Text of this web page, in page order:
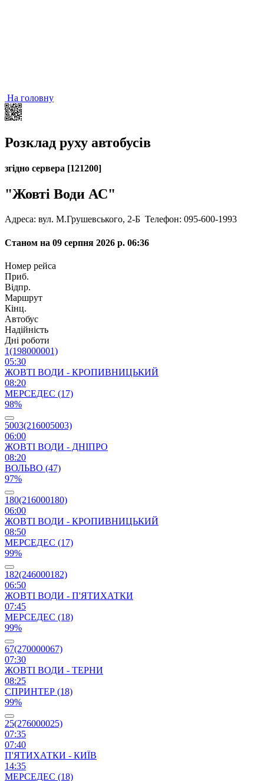
На головну
Розклад руху автобусів
згідно сервера [121200]
"Жовті Води АС"
Адреса: вул. М.Грушевського, 2-Б Телефон: 095-600-1993
Станом на 09 серпня 2026 р. 06:36
Номер рейса
Приб.
Відпр.
Маршрут
Кінц.
Автобус
Надійність
Дні роботи
1(198000001)
05:30
ЖОВТІ ВОДИ - КРОПИВНИЦЬКИЙ
08:20
МЕРСЕДЕС (17)
98%
5003(216005003)
06:00
ЖОВТІ ВОДИ - ДНІПРО
08:20
ВОЛЬВО (47)
97%
180(216000180)
06:00
ЖОВТІ ВОДИ - КРОПИВНИЦЬКИЙ
08:50
МЕРСЕДЕС (17)
99%
182(246000182)
06:50
ЖОВТІ ВОДИ - П'ЯТИХАТКИ
07:45
МЕРСЕДЕС (18)
99%
67(270000067)
07:30
ЖОВТІ ВОДИ - ТЕРНИ
08:25
СПРИНТЕР (18)
99%
25(276000025)
07:35
07:40
П'ЯТИХАТКИ - КИЇВ
14:35
МЕРСЕДЕС (18)